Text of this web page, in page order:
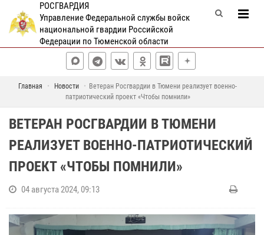
РОСГВАРДИЯ
Управление Федеральной службы войск
национальной гвардии Российской
Федерации по Тюменской области
Главная Новости
Ветеран Росгвардии в Тюмени реализует военно-
патриотический проект «Чтобы помнили»
ВЕТЕРАН РОСГВАРДИИ В ТЮМЕНИ
РЕАЛИЗУЕТ ВОЕННО-ПАТРИОТИЧЕСКИЙ
ПРОЕКТ «ЧТОБЫ ПОМНИЛИ»
04 августа 2024, 09:13